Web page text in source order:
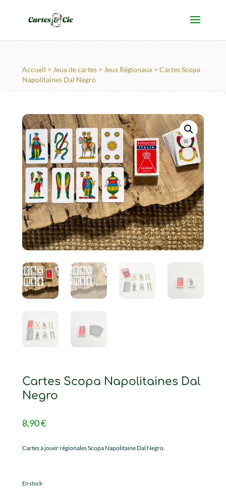
Accueil > Jeux de cartes > Jeux Régionaux > Cartes Scopa
Napolitaines Dal Negro
Cartes Scopa Napolitaines Dal
Negro
8,90€
Cartes à jouer régionales Scopa Napolitaine Dal Negro.
En stock